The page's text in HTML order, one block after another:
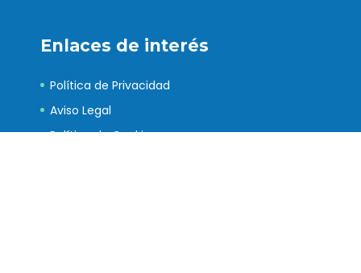
Enlaces de interés
Política de Privacidad
Aviso Legal
Política de Cookies